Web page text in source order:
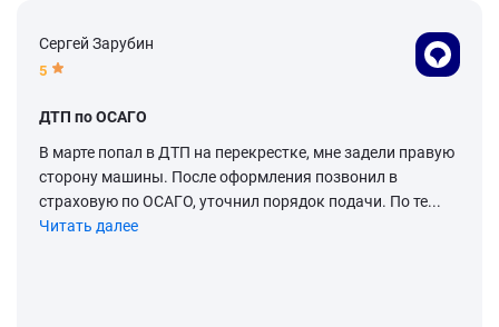
Сергей Зарубин
5
ДТП по ОСАГО
В марте попал в ДТП на перекрестке, мне задели правую
сторону машины. После оформления позвонил в
страховую по ОСАГО, уточнил порядок подачи. По те...
Читать далее